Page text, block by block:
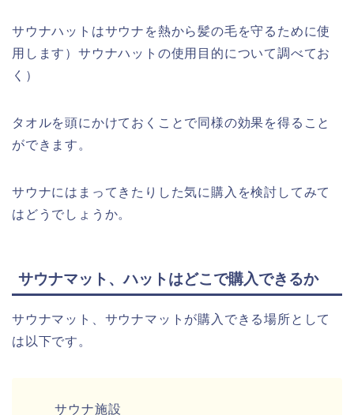
サウナハットはサウナを熱から髪の毛を守るために使
用します）サウナハットの使用目的について調べてお
く）
タオルを頭にかけておくことで同様の効果を得ること
ができます。
サウナにはまってきたりした気に購入を検討してみて
はどうでしょうか。
サウナマット、ハットはどこで購入できるか
サウナマット、サウナマットが購入できる場所として
は以下です。
サウナ施設